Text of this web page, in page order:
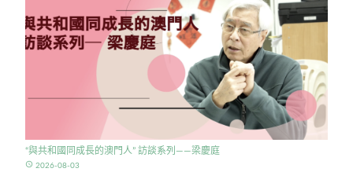
“與共和國同成長的澳門人” 訪談系列——梁慶庭
access_time 2026-08-03